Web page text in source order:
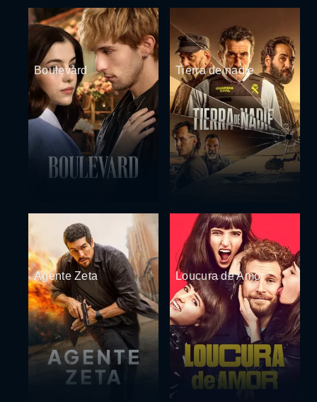
Boulevard Tierra de nadie
Agente Zeta Loucura de Amor